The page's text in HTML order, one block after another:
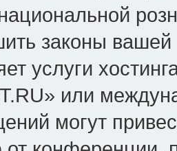
законы
услуги
или
могут